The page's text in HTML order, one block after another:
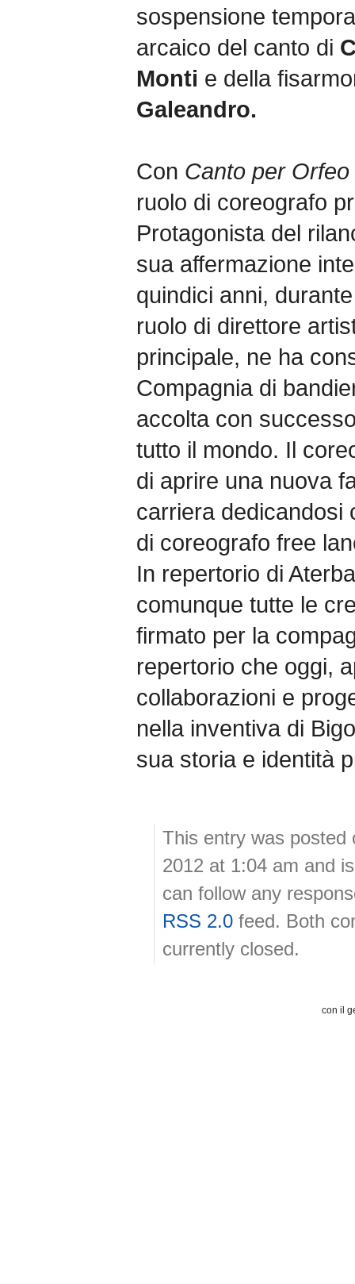
sospensione
arcaico del canto di
Monti e della
Galeandro.
Con Canto per Orfeo
ruolo di coreografo
Protagonista del
sua affermazione
quindici anni,
ruolo di direttore
principale, ne ha
Compagnia di
accolta con
tutto il mondo. Il
di aprire una nuova
carriera dedicandosi
di coreografo free
In repertorio di
comunque tutte le
firmato per la
repertorio che oggi,
collaborazioni e
nella inventiva di
sua storia e identità
This entry was posted
2012 at 1:04 am and
can follow any
RSS 2.0 feed. Both
currently closed.
con il